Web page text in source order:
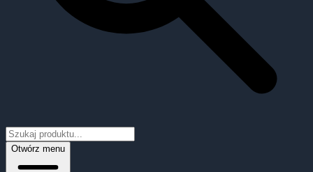
Otwórz menu